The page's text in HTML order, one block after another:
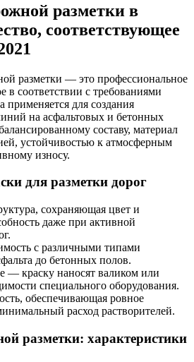
разметки в
соответствующее
разметки — это профессиональное
в соответствии с требованиями
применяется для создания
на асфальтовых и бетонных
составу, материал
устойчивостью к атмосферным
износу.
для разметки дорог
сохраняющая цвет и
даже при активной
с различными типами
до бетонных полов.
— краску наносят валиком или
специального оборудования.
обеспечивающая ровное
расход растворителей.
разметки: характеристики